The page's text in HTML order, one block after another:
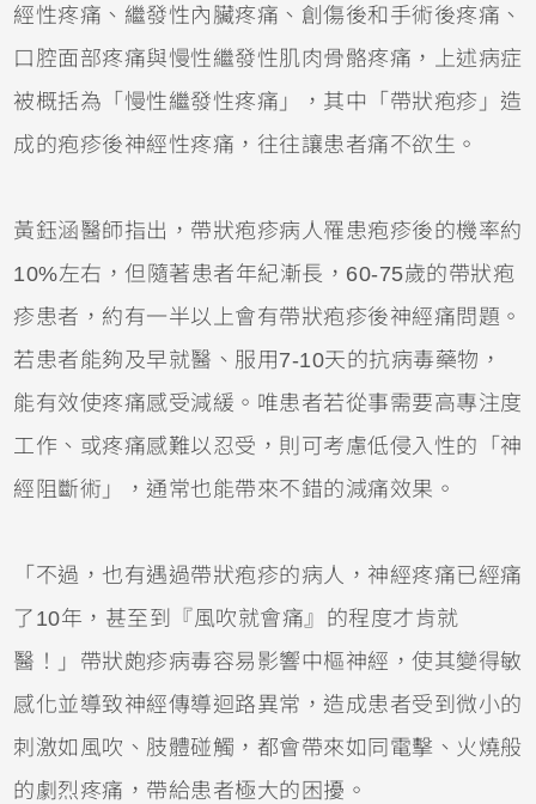
經性疼痛、繼發性內臟疼痛、創傷後和手術後疼痛、
口腔面部疼痛與慢性繼發性肌肉骨骼疼痛，上述病症
被概括為「慢性繼發性疼痛」，其中「帶狀疱疹」造
成的疱疹後神經性疼痛，往往讓患者痛不欲生。
黃鈺涵醫師指出，帶狀疱疹病人罹患疱疹後的機率約
10%左右，但隨著患者年紀漸長，60-75歲的帶狀疱
疹患者，約有一半以上會有帶狀疱疹後神經痛問題。
若患者能夠及早就醫、服用7-10天的抗病毒藥物，
能有效使疼痛感受減緩。唯患者若從事需要高專注度
工作、或疼痛感難以忍受，則可考慮低侵入性的「神
經阻斷術」，通常也能帶來不錯的減痛效果。
「不過，也有遇過帶狀疱疹的病人，神經疼痛已經痛
了10年，甚至到『風吹就會痛』的程度才肯就
醫！」帶狀皰疹病毒容易影響中樞神經，使其變得敏
感化並導致神經傳導迴路異常，造成患者受到微小的
刺激如風吹、肢體碰觸，都會帶來如同電擊、火燒般
的劇烈疼痛，帶給患者極大的困擾。